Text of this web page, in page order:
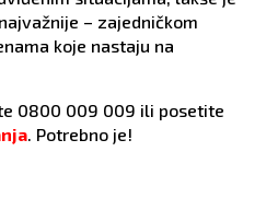
– zajedničkom
koje nastaju na
0800 009 009 ili posetite
. Potrebno je!